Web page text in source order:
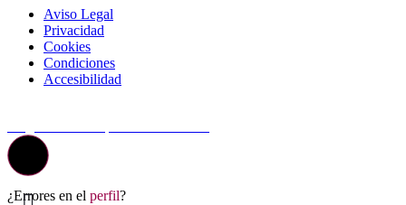
Aviso Legal
Privacidad
Cookies
Condiciones
Accesibilidad
¿Errores en el perfil?